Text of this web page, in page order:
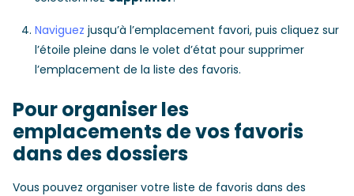
Naviguez jusqu’à l’emplacement favori, puis cliquez sur
l’étoile pleine dans le volet d’état pour supprimer
l’emplacement de la liste des favoris.
Pour organiser les
emplacements de vos favoris
dans des dossiers
Vous pouvez organiser votre liste de favoris dans des